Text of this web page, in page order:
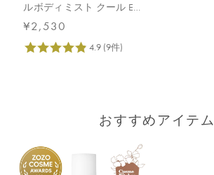
ルボディミスト クール E
レイユールデルブの香り
¥2,530
おすすめアイテム